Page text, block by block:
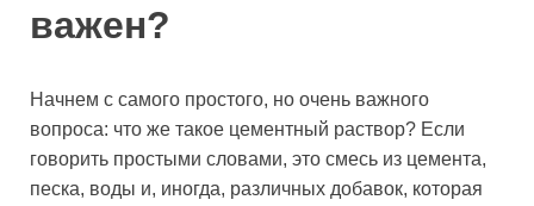
важен?
Начнем с самого простого, но очень важного
вопроса: что же такое цементный раствор? Если
говорить простыми словами, это смесь из цемента,
песка, воды и, иногда, различных добавок, которая